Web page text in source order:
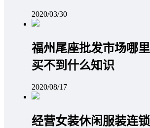
2020/03/30
福州尾座批发市场哪里
买不到什么知识
2020/08/17
经营女装休闲服装连锁